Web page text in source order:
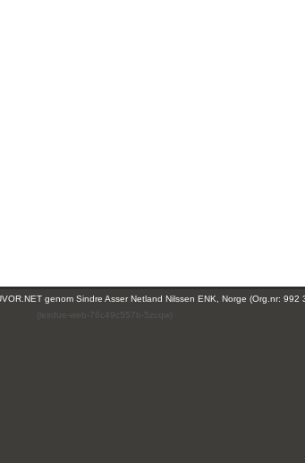
genom Sindre Asser Netland Nilssen ENK, Norge (Org.nr: 992
(leirdue-web-76c49c557b-5zcqw)